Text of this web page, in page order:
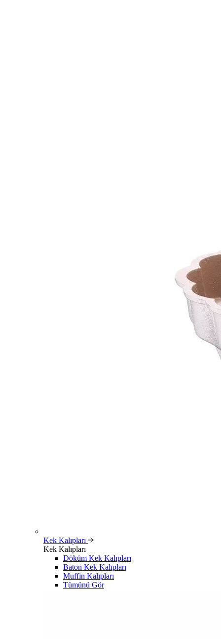
Kek Kalıpları
Kek Kalıpları
Döküm Kek Kalıpları
Baton Kek Kalıpları
Muffin Kalıpları
Tümünü Gör